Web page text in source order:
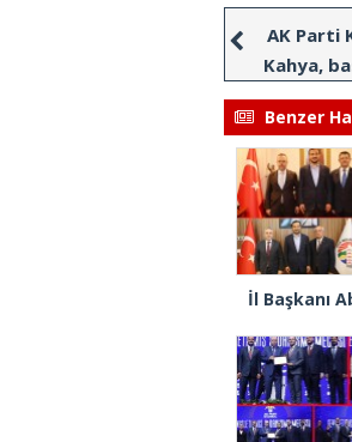
AK Parti
Kahya,
Benzer